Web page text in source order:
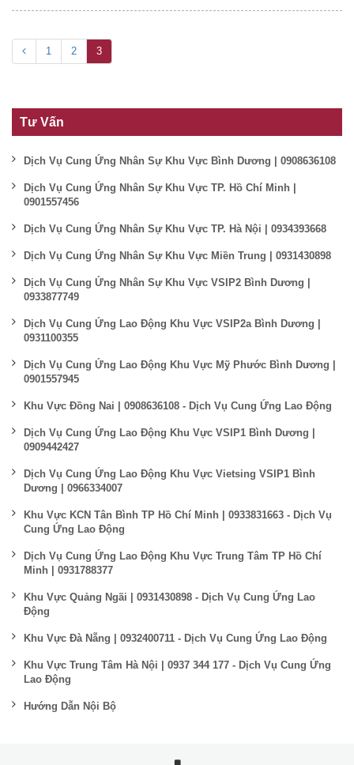
1 2 3
Tư Vấn
Dịch Vụ Cung Ứng Nhân Sự Khu Vực Bình Dương | 0908636108
Dịch Vụ Cung Ứng Nhân Sự Khu Vực TP. Hồ Chí Minh |
0901557456
Dịch Vụ Cung Ứng Nhân Sự Khu Vực TP. Hà Nội | 0934393668
Dịch Vụ Cung Ứng Nhân Sự Khu Vực Miền Trung | 0931430898
Dịch Vụ Cung Ứng Nhân Sự Khu Vực VSIP2 Bình Dương |
0933877749
Dịch Vụ Cung Ứng Lao Động Khu Vực VSIP2a Bình Dương |
0931100355
Dịch Vụ Cung Ứng Lao Động Khu Vực Mỹ Phước Bình Dương |
0901557945
Khu Vực Đồng Nai | 0908636108 - Dịch Vụ Cung Ứng Lao Động
Dịch Vụ Cung Ứng Lao Động Khu Vực VSIP1 Bình Dương |
0909442427
Dịch Vụ Cung Ứng Lao Động Khu Vực Vietsing VSIP1 Bình
Dương | 0966334007
Khu Vực KCN Tân Bình TP Hồ Chí Minh | 0933831663 - Dịch Vụ
Cung Ứng Lao Động
Dịch Vụ Cung Ứng Lao Động Khu Vực Trung Tâm TP Hồ Chí
Minh | 0931788377
Khu Vực Quảng Ngãi | 0931430898 - Dịch Vụ Cung Ứng Lao
Động
Khu Vực Đà Nẵng | 0932400711 - Dịch Vụ Cung Ứng Lao Động
Khu Vực Trung Tâm Hà Nội | 0937 344 177 - Dịch Vụ Cung Ứng
Lao Động
Hướng Dẫn Nội Bộ